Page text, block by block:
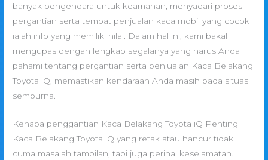
banyak pengendara untuk keamanan, menyadari proses
pergantian serta tempat penjualan kaca mobil yang cocok
ialah info yang memiliki nilai. Dalam hal ini, kami bakal
mengupas dengan lengkap segalanya yang harus Anda
pahami tentang pergantian serta penjualan Kaca Belakang
Toyota iQ, memastikan kendaraan Anda masih pada situasi
sempurna.
Kenapa penggantian Kaca Belakang Toyota iQ Penting
Kaca Belakang Toyota iQ yang retak atau hancur tidak
cuma masalah tampilan, tapi juga perihal keselamatan.